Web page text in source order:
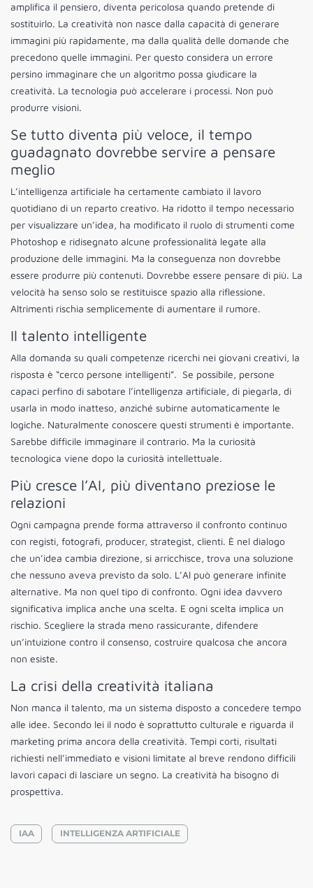
amplifica il pensiero, diventa pericolosa quando pretende di
sostituirlo. La creatività non nasce dalla capacità di generare
immagini più rapidamente, ma dalla qualità delle domande che
precedono quelle immagini. Per questo considera un errore
persino immaginare che un algoritmo possa giudicare la
creatività. La tecnologia può accelerare i processi. Non può
produrre visioni.
Se tutto diventa più veloce, il tempo
guadagnato dovrebbe servire a pensare
meglio
L’intelligenza artificiale ha certamente cambiato il lavoro
quotidiano di un reparto creativo. Ha ridotto il tempo necessario
per visualizzare un’idea, ha modificato il ruolo di strumenti come
Photoshop e ridisegnato alcune professionalità legate alla
produzione delle immagini. Ma la conseguenza non dovrebbe
essere produrre più contenuti. Dovrebbe essere pensare di più. La
velocità ha senso solo se restituisce spazio alla riflessione.
Altrimenti rischia semplicemente di aumentare il rumore.
Il talento intelligente
Alla domanda su quali competenze ricerchi nei giovani creativi, la
risposta è “cerco persone intelligenti”. Se possibile, persone
capaci perfino di sabotare l’intelligenza artificiale, di piegarla, di
usarla in modo inatteso, anziché subirne automaticamente le
logiche. Naturalmente conoscere questi strumenti è importante.
Sarebbe difficile immaginare il contrario. Ma la curiosità
tecnologica viene dopo la curiosità intellettuale.
Più cresce l’AI, più diventano preziose le
relazioni
Ogni campagna prende forma attraverso il confronto continuo
con registi, fotografi, producer, strategist, clienti. È nel dialogo
che un’idea cambia direzione, si arricchisce, trova una soluzione
che nessuno aveva previsto da solo. L’AI può generare infinite
alternative. Ma non quel tipo di confronto. Ogni idea davvero
significativa implica anche una scelta. E ogni scelta implica un
rischio. Scegliere la strada meno rassicurante, difendere
un’intuizione contro il consenso, costruire qualcosa che ancora
non esiste.
La crisi della creatività italiana
Non manca il talento, ma un sistema disposto a concedere tempo
alle idee. Secondo lei il nodo è soprattutto culturale e riguarda il
marketing prima ancora della creatività. Tempi corti, risultati
richiesti nell’immediato e visioni limitate al breve rendono difficili
lavori capaci di lasciare un segno. La creatività ha bisogno di
prospettiva.
IAA INTELLIGENZA ARTIFICIALE